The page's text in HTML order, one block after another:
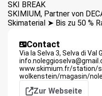
SKI BREAK
SKIMIUM, Partner von
Skimaterial ➤ Bis zu 50 %
Contact
Via la Selva 3, Selva di Val
www.skimium.fr/station/
wolkenstein/magasin/
Zur Webseite